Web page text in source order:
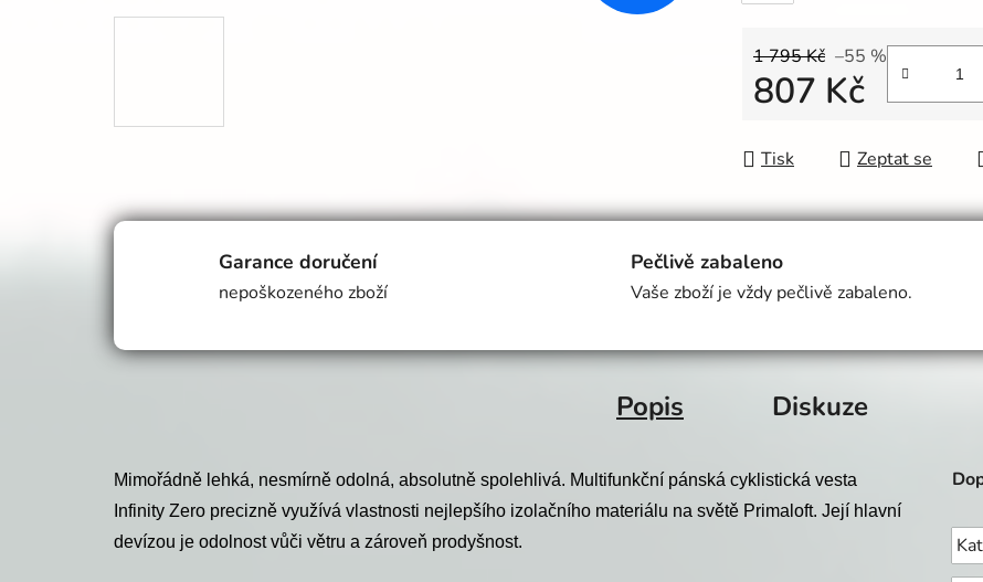
1 795 Kč –55 %
807 Kč
Tisk Zeptat se
Garance doručení
nepoškozeného zboží
Pečlivě zabaleno
Vaše zboží je vždy pečlivě zabaleno.
Popis Diskuze
Mimořádně lehká, nesmírně odolná, absolutně spolehlivá. Multifunkční pánská cyklistická vesta
Infinity Zero precizně využívá vlastnosti nejlepšího izolačního materiálu na světě Primaloft. Její hlavní
devízou je odolnost vůči větru a zároveň prodyšnost.